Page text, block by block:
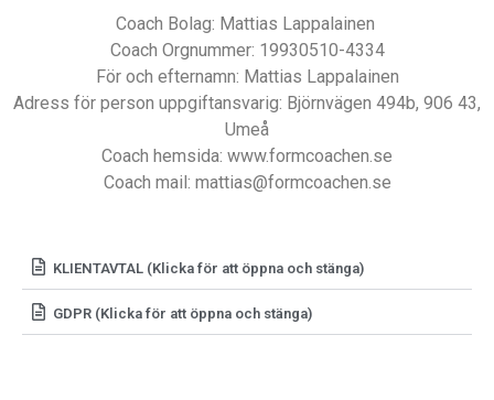
Coach Bolag: Mattias Lappalainen
Coach Orgnummer: 19930510-4334
För och efternamn: Mattias Lappalainen
Adress för person uppgiftansvarig: Björnvägen 494b, 906 43,
Umeå
Coach hemsida: www.formcoachen.se
Coach mail: mattias@formcoachen.se